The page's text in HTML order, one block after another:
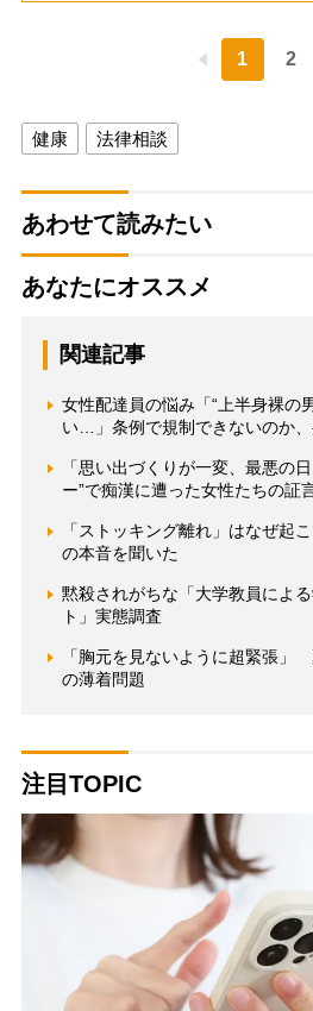
1 2
健康 法律相談
あわせて読みたい
あなたにオススメ
関連記事
女性配達員の悩み「“上半身裸の
い…」条例で規制できないのか
「思い出づくりが一変、最悪の
ー”で痴漢に遭った女性たちの証
「ストッキング離れ」はなぜ起
の本音を聞いた
黙殺されがちな「大学教員によ
ト」実態調査
「胸元を見ないように超緊張」
の薄着問題
注目TOPIC